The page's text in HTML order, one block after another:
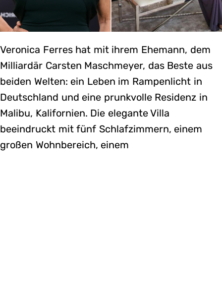
Veronica Ferres hat mit ihrem Ehemann, dem
Milliardär Carsten Maschmeyer, das Beste aus
beiden Welten: ein Leben im Rampenlicht in
Deutschland und eine prunkvolle Residenz in
Malibu, Kalifornien. Die elegante Villa
beeindruckt mit fünf Schlafzimmern, einem
großen Wohnbereich, einem